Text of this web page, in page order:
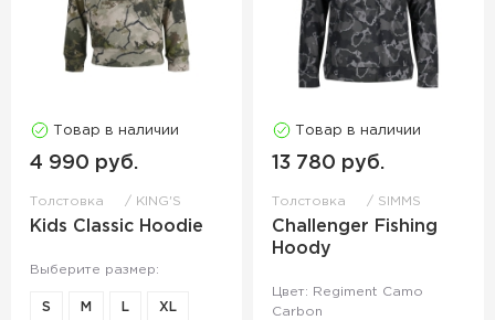
Товар в наличии
4 990 руб.
Толстовка KING'S
Kids Classic Hoodie
Выберите размер:
S M L XL
Товар в наличии
13 780 руб.
Толстовка SIMMS
Challenger Fishing
Hoody
Цвет: Regiment Camo
Carbon